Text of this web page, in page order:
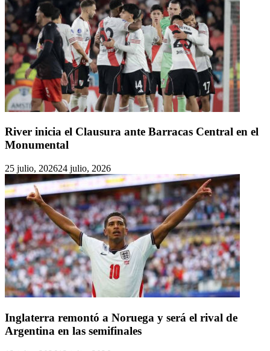
River inicia el Clausura ante Barracas Central en el
Monumental
25 julio, 202624 julio, 2026
Inglaterra remontó a Noruega y será el rival de
Argentina en las semifinales